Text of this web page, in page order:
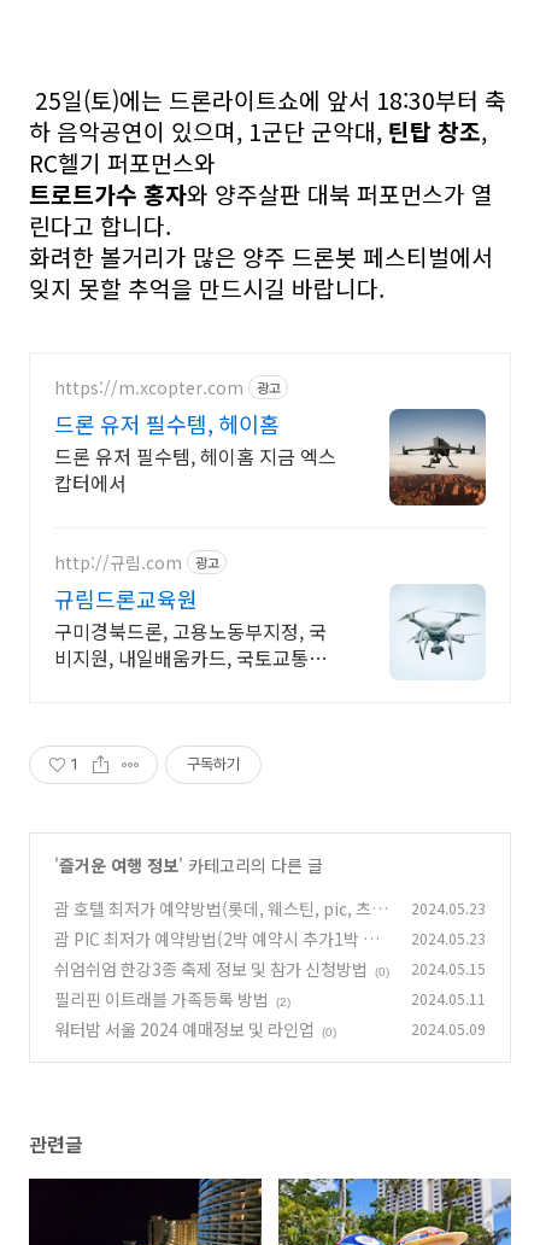
25일(토)에는 드론라이트쇼에 앞서 18:30부터 축
하 음악공연이 있으며, 1군단 군악대, 틴탑 창조,
RC헬기 퍼포먼스와
트로트가수 홍자와 양주살판 대북 퍼포먼스가 열
린다고 합니다.
화려한 볼거리가 많은 양주 드론봇 페스티벌에서
잊지 못할 추억을 만드시길 바랍니다.
https://m.xcopter.com 광고
드론 유저 필수템, 헤이홈
드론 유저 필수템, 헤이홈 지금 엑스
캅터에서
http://규림.com 광고
규림드론교육원
구미경북드론, 고용노동부지정, 국
비지원, 내일배움카드, 국토교통부
1 구독하기
'즐거운 여행 정보' 카테고리의 다른 글
괌 호텔 최저가 예약방법(롯데, 웨스틴, pic, 츠바
키타워 1박 무료 프로모션) (0)
2024.05.23
괌 PIC 최저가 예약방법(2박 예약시 추가1박 무
료, 2단계 객실 업그레이드 특전제공)
(0)
2024.05.23
쉬엄쉬엄 한강3종 축제 정보 및 참가 신청방법 (0) 2024.05.15
필리핀 이트래블 가족등록 방법 (2) 2024.05.11
워터밤 서울 2024 예매정보 및 라인업 (0) 2024.05.09
관련글